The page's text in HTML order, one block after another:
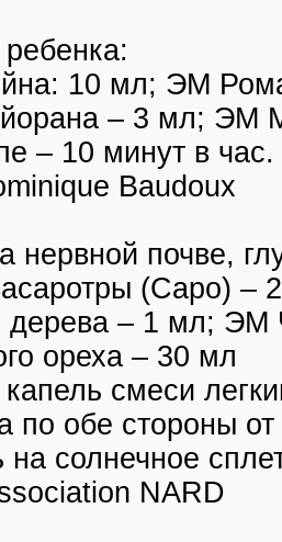
10 мл; ЭМ
– 3 мл; ЭМ
– 10 минут в час.
Baudoux
нервной почве,
(Саро) –
дерева – 1 мл; ЭМ
ореха – 30 мл
капель смеси
по обе стороны
на солнечное
NARD